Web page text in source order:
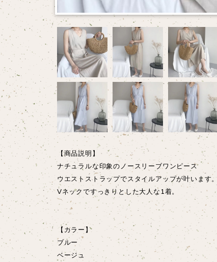
【商品説明】
ナチュラルな印象のノースリーブワンピース
ウエストストラップでスタイルアップが叶います。
Vネックですっきりとした大人な1着。
【カラー】
ブルー
ベージュ